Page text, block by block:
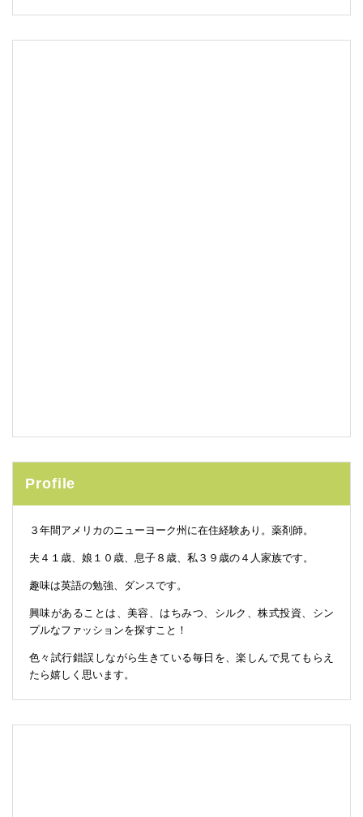
Profile
３年間アメリカのニューヨーク州に在住経験あり。薬剤師。
夫４１歳、娘１０歳、息子８歳、私３９歳の４人家族です。
趣味は英語の勉強、ダンスです。
興味があることは、美容、はちみつ、シルク、株式投資、シン
プルなファッションを探すこと！
色々試行錯誤しながら生きている毎日を、楽しんで見てもらえ
たら嬉しく思います。